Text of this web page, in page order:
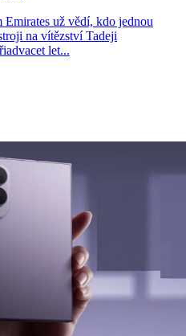
už vědí, kdo jednou
na vítězství Tadeji
let...